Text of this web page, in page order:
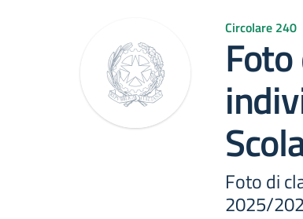
Circolare 240
Foto di
2025/